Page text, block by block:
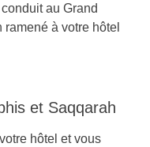
au Grand
à votre hôtel
et Saqqarah
hôtel et vous